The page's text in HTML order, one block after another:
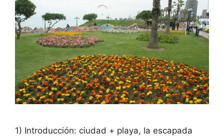
1) Introducción: ciudad + playa, la escapada